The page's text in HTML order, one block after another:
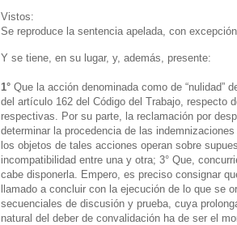
Vistos:
Se reproduce la sentencia apelada, con
Y se tiene, en su lugar, y, además, presente:
1° Que la acción denominada como de “nulidad”
del artículo 162 del Código del Trabajo, respecto
respectivas. Por su parte, la reclamación por
determinar la procedencia de las
los objetos de tales acciones operan sobre
incompatibilidad entre una y otra; 3° Que,
cabe disponerla. Empero, es preciso consignar
llamado a concluir con la ejecución de lo que se
secuenciales de discusión y prueba, cuya
natural del deber de convalidación ha de ser el